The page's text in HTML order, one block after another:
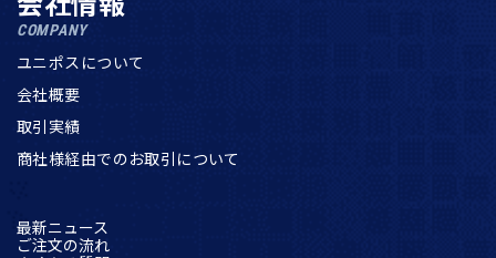
COMPANY
ユニポスについて
会社概要
取引実績
商社様経由でのお取引について
最新ニュース
ご注文の流れ